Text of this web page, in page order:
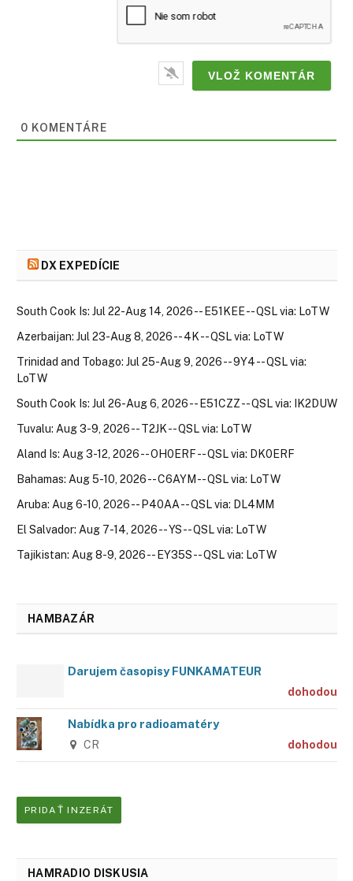
0 KOMENTÁRE
DX EXPEDÍCIE
South Cook Is: Jul 22-Aug 14, 2026 -- E51KEE -- QSL via: LoTW
Azerbaijan: Jul 23-Aug 8, 2026 -- 4K -- QSL via: LoTW
Trinidad and Tobago: Jul 25-Aug 9, 2026 -- 9Y4 -- QSL via:
LoTW
South Cook Is: Jul 26-Aug 6, 2026 -- E51CZZ -- QSL via: IK2DUW
Tuvalu: Aug 3-9, 2026 -- T2JK -- QSL via: LoTW
Aland Is: Aug 3-12, 2026 -- OH0ERF -- QSL via: DK0ERF
Bahamas: Aug 5-10, 2026 -- C6AYM -- QSL via: LoTW
Aruba: Aug 6-10, 2026 -- P40AA -- QSL via: DL4MM
El Salvador: Aug 7-14, 2026 -- YS -- QSL via: LoTW
Tajikistan: Aug 8-9, 2026 -- EY35S -- QSL via: LoTW
HAMBAZÁR
Darujem časopisy FUNKAMATEUR
dohodou
Nabídka pro radioamatéry
CR dohodou
PRIDAŤ INZERÁT
HAMRADIO DISKUSIA